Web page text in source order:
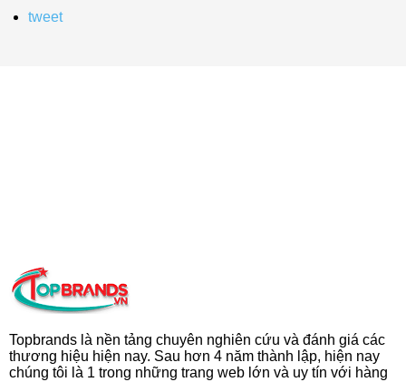
tweet
Topbrands là nền tảng chuyên nghiên cứu và đánh giá các
thương hiệu hiện nay. Sau hơn 4 năm thành lập, hiện nay
chúng tôi là 1 trong những trang web lớn và uy tín với hàng